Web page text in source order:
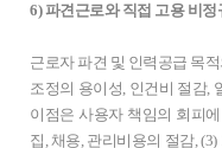
6) 파견근로와 직접 고용 비
근로자 파견 및 인력공급 목
조정의 용이성, 인건비 절감,
이점은 사용자 책임의 회피
집, 채용, 관리비용의 절감,